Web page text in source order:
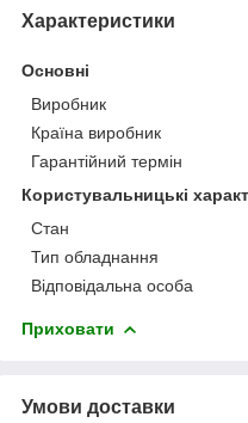
Характеристики
Основні
Виробник
Країна виробник
Гарантійний термін
Користувальницькі
Стан
Тип обладнання
Відповідальна особа
Приховати
Умови доставки